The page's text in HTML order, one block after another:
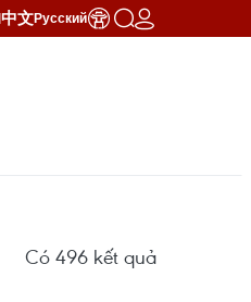
中文Русский
Có 496 kết quả